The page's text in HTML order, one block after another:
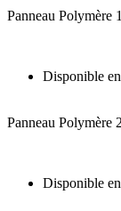
Panneau Polymère
Disponible
Panneau Polymère
Disponible